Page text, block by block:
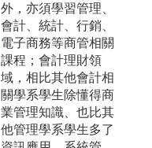
外，亦須學習管理、
會計、統計、行銷、
電子商務等商管相關
課程；會計理財領
域，相比其他會計相
關學系學生除懂得商
業管理知識、也比其
他管理學系學生多了